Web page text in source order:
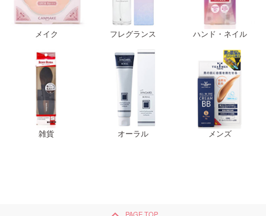
メイク フレグランス ハンド・ネイル
雑貨 オーラル メンズ
PAGE TOP